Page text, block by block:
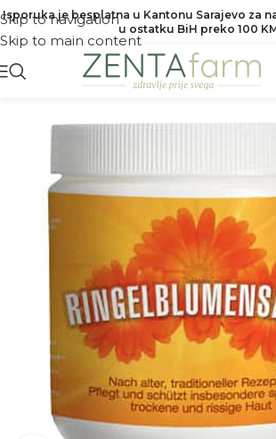
Skip to navigation
Skip to main content
Isporuka je besplatna u Kantonu Sarajevo za
u ostatku BiH preko 100